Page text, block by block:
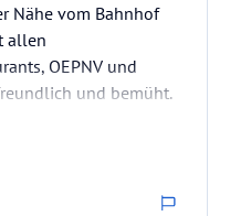
Nähe vom Bahnhof
allen
OEPNV und
und bemüht.